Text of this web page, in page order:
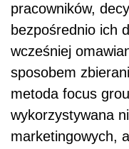
pracowników,
bezpośrednio ich
wcześniej
sposobem
metoda focus
wykorzystywana
marketingowych,